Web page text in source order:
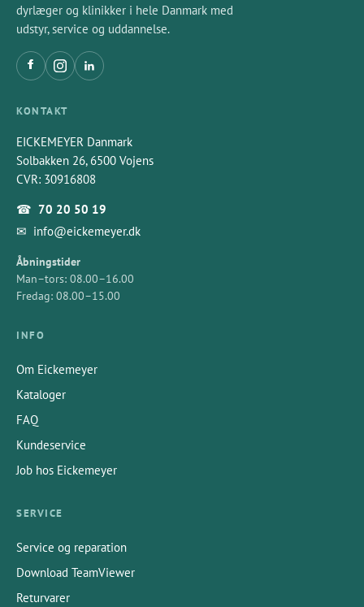
dyrlæger og klinikker i hele Danmark med
udstyr, service og uddannelse.
KONTAKT
EICKEMEYER Danmark
Solbakken 26, 6500 Vojens
CVR: 30916808
☎ 70 20 50 19
✉ info@eickemeyer.dk
Åbningstider
Man–tors: 08.00–16.00
Fredag: 08.00–15.00
INFO
Om Eickemeyer
Kataloger
FAQ
Kundeservice
Job hos Eickemeyer
SERVICE
Service og reparation
Download TeamViewer
Returvarer